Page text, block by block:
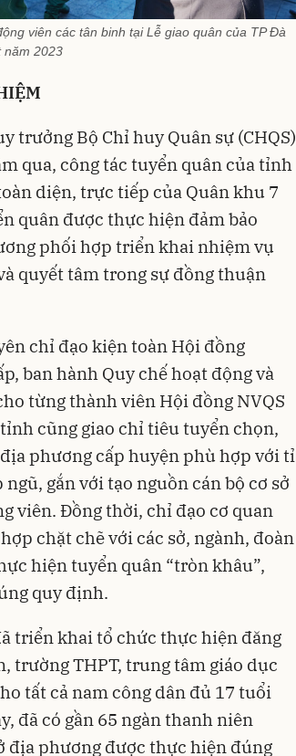
viên các tân binh tại Lễ giao quân của TP Đà
năm 2023
trưởng Bộ Chỉ huy Quân sự (CHQS)
qua, công tác tuyển quân của tỉnh
diện, trực tiếp của Quân khu 7
quân được thực hiện đảm bảo
phối hợp triển khai nhiệm vụ
quyết tâm trong sự đồng thuận
chỉ đạo kiện toàn Hội đồng
ban hành Quy chế hoạt động và
từng thành viên Hội đồng NVQS
cũng giao chỉ tiêu tuyển chọn,
phương cấp huyện phù hợp với tỉ
gắn với tạo nguồn cán bộ cơ sở
viên. Đồng thời, chỉ đạo cơ quan
chặt chẽ với các sở, ngành, đoàn
hiện tuyển quân “tròn khâu”,
quy định.
triển khai tổ chức thực hiện đăng
trường THPT, trung tâm giáo dục
tất cả nam công dân đủ 17 tuổi
đã có gần 65 ngàn thanh niên
địa phương được thực hiện đúng